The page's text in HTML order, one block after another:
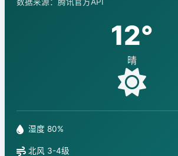
12°
晴
湿度 80%
北风 3-4级